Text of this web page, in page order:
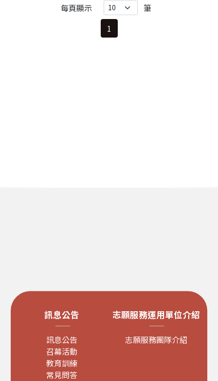
每頁顯示
筆
1
訊息公告
訊息公告
召幕活動
教育訓練
常見問答
志願服務運用單位介紹
志願服務團隊介紹